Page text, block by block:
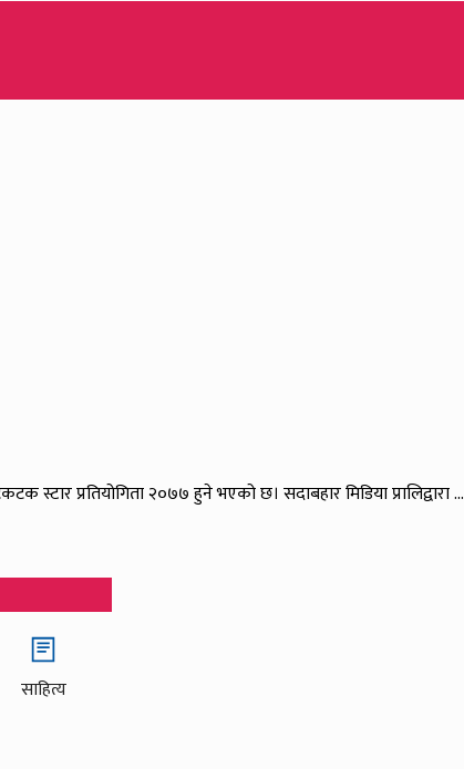
स्टार प्रतियोगिता २०७७ हुने भएको छ। सदाबहार मिडिया प्रालिद्वारा ...
साहित्य